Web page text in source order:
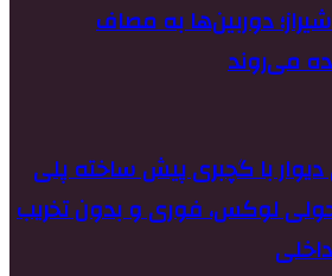
دوربین‌ها به مصاف
می‌روند
با گچبری پیش ساخته پلی
لوکس، فوری و بدون تخریب